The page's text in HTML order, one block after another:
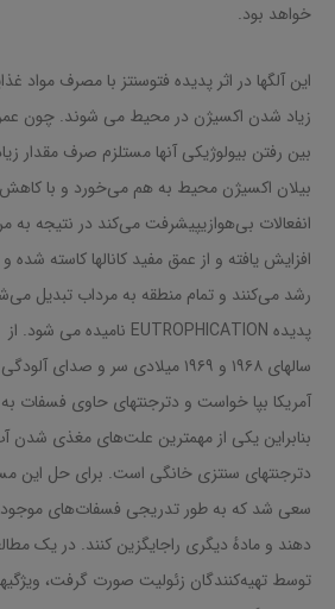
خواهد بود.
این آلگها در اثر پدیده فتوسنتز با مصرف مواد
زیاد شدن اکسیژن در محیط می شوند. چون عمر
بین رفتن بیولوژیکی آنها مستلزم صرف مقدار
بیلان اکسیژن محیط به هم می‌خورد و با کاهش
انفعالات بی‌هوازیپیشرفت می‌کند در نتیجه به
افزایش یافته و از عمق مفید کانالها کاسته شده
رشد می‌کنند و تمام منطقه به مرداب تبدیل
پدیده EUTROPHICATION نامیده می شود. از
سالهای ۱۹۶۸ و ۱۹۶۹ میلادی سر و
آمریکا بپا خواست و دترجنتهای حاوی فسفات
بنابراین یکی از مهمترین علت‌های مغذی شدن
دترجنتهای سنتزی خانگی است. برای حل این
سعی شد که به طور تدریجی فسفات‌های موجود
دهند و مادهٔ دیگری راجایگزین کنند. در یک
توسط تهیه‌کنندگان زئولیت صورت گرفت،